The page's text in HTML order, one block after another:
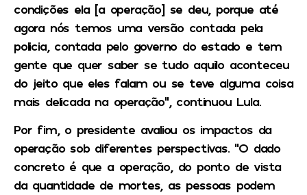
condições ela [a operação] se deu, porque até
agora nós temos uma versão contada pela
policia, contada pelo governo do estado e tem
gente que quer saber se tudo aquilo aconteceu
do jeito que eles falam ou se teve alguma coisa
mais delicada na operação”, continuou Lula.
Por fim, o presidente avaliou os impactos da
operação sob diferentes perspectivas. “O dado
concreto é que a operação, do ponto de vista
da quantidade de mortes, as pessoas podem